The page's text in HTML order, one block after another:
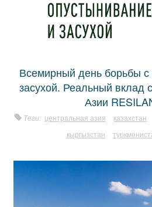
Всемирный день борьбы
засухой. Реальный вклад
Азии
Теги: центральная азия казахстан
кыргызстан